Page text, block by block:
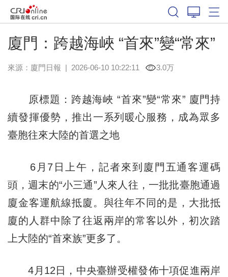
廈門：跨越海峽 “首來”變“常來”
來源： 廈門日報 | 2026-06-10 10:22:11 3.0万
原標題：跨越海峽 “首來”變“常來” 廈門持
續發揮優勢，推出一系列暖心服務，成為眾多
臺胞往來大陸的首選之地
6月7日上午，記者來到廈門五通客運碼
頭，週末的“小三通”人來人往，一批批臺胞通過
廈金客運航線抵廈。與往年不同的是，大批抵
廈的人群中除了往返兩岸的常客以外，初次踏
上大陸的“首來族”更多了。
4月12日，中央臺辦受權發佈十項促進兩岸